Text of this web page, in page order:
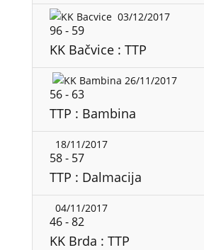
03/12/2017
96- 59
KK Bačvice : TTP
26/11/2017
56- 63
TTP : Bambina
18/11/2017
58- 57
TTP : Dalmacija
04/11/2017
46-82
KK Brda : TTP